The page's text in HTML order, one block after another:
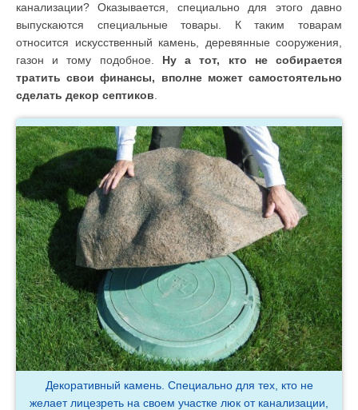
канализации? Оказывается, специально для этого давно
выпускаются специальные товары. К таким товарам
относится искусственный камень, деревянные сооружения,
газон и тому подобное. Ну а тот, кто не собирается
тратить свои финансы, вполне может самостоятельно
сделать декор септиков
Декоративный камень. Специально для тех, кто не
желает лицезреть на своем участке люк от канализации,